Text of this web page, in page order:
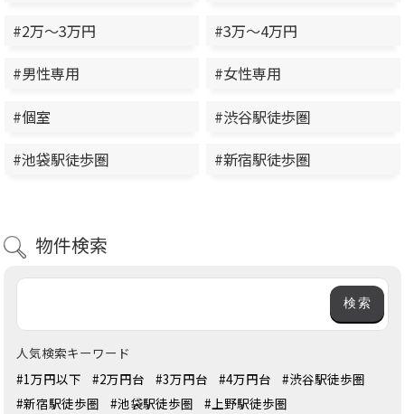
#2万～3万円
#3万～4万円
#男性専用
#女性専用
#個室
#渋谷駅徒歩圏
#池袋駅徒歩圏
#新宿駅徒歩圏
物件検索
人気検索キーワード
#1万円以下
#2万円台 #3万円台 #4万円台
#渋谷駅徒歩圏
#新宿駅徒歩圏
#池袋駅徒歩圏
#上野駅徒歩圏